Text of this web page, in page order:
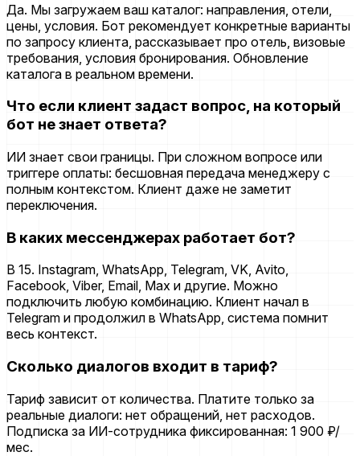
Да. Мы загружаем ваш каталог: направления, отели,
цены, условия. Бот рекомендует конкретные варианты
по запросу клиента, рассказывает про отель, визовые
требования, условия бронирования. Обновление
каталога в реальном времени.
Что если клиент задаст вопрос, на который
бот не знает ответа?
ИИ знает свои границы. При сложном вопросе или
триггере оплаты: бесшовная передача менеджеру с
полным контекстом. Клиент даже не заметит
переключения.
В каких мессенджерах работает бот?
В 15. Instagram, WhatsApp, Telegram, VK, Avito,
Facebook, Viber, Email, Max и другие. Можно
подключить любую комбинацию. Клиент начал в
Telegram и продолжил в WhatsApp, система помнит
весь контекст.
Сколько диалогов входит в тариф?
Тариф зависит от количества. Платите только за
реальные диалоги: нет обращений, нет расходов.
Подписка за ИИ-сотрудника фиксированная: 1 900 ₽/
мес.